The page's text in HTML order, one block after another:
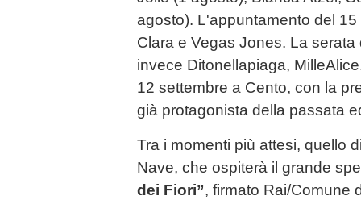
agosto). L'appuntamento del
Clara e Vegas Jones. La
invece Ditonellapiaga,
12 settembre a Cento, con la
già protagonista della passata
Tra i momenti più attesi, quello
Nave, che ospiterà il grande
dei Fiori”, firmato Rai/Comune